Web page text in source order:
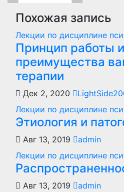
Похожая запись
Лекции по дисциплине
Принцип работы
преимущества
терапии
Дек 2, 2020
Лекции по дисциплине
Этиология и
Авг 13, 2019
admin
Лекции по дисциплине
Авг 13, 2019 admin